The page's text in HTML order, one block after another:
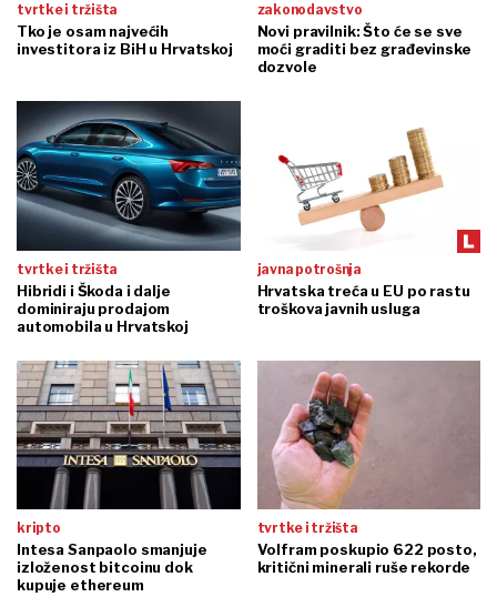
tvrtke i tržišta
Tko je osam najvećih
investitora iz BiH u Hrvatskoj
zakonodavstvo
Novi pravilnik: Što će se sve
moći graditi bez građevinske
dozvole
tvrtke i tržišta
Hibridi i Škoda i dalje
dominiraju prodajom
automobila u Hrvatskoj
javna potrošnja
Hrvatska treća u EU po rastu
troškova javnih usluga
kripto
Intesa Sanpaolo smanjuje
izloženost bitcoinu dok
kupuje ethereum
tvrtke i tržišta
Volfram poskupio 622 posto,
kritični minerali ruše rekorde